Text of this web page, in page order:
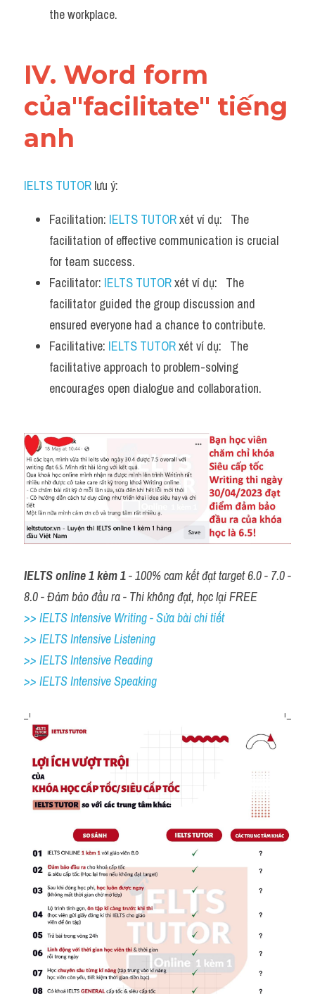
the workplace.
IV. Word form
của"facilitate" tiếng
anh
IELTS TUTOR lưu ý:
Facilitation: IELTS TUTOR xét ví dụ:   The
facilitation of effective communication is crucial
for team success.
Facilitator: IELTS TUTOR xét ví dụ:   The
facilitator guided the group discussion and
ensured everyone had a chance to contribute.
Facilitative: IELTS TUTOR xét ví dụ:   The
facilitative approach to problem-solving
encourages open dialogue and collaboration.
IELTS online 1 kèm 1 - 100% cam kết đạt target 6.0 - 7.0 -
8.0 - Đảm bảo đầu ra - Thi không đạt, học lại FREE
>> IELTS Intensive Writing - Sửa bài chi tiết
>> IELTS Intensive Listening
>> IELTS Intensive Reading
>> IELTS Intensive Speaking